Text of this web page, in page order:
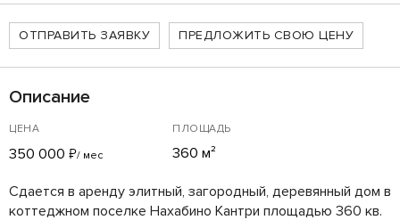
ОТПРАВИТЬ ЗАЯВКУ ПРЕДЛОЖИТЬ СВОЮ ЦЕНУ
Описание
ЦЕНА
350 000 ₽/ мес
ПЛОЩАДЬ
360 м²
Сдается в аренду элитный, загородный, деревянный дом в
коттеджном поселке Нахабино Кантри площадью 360 кв.